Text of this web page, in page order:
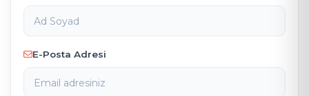
E-Posta Adresi